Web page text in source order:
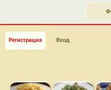
Регистрация Вход